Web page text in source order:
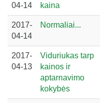
04-14
kaina
2017-
04-14
Normaliai...
2017-
04-13
Viduriukas tarp
kainos ir
aptarnavimo
kokybės